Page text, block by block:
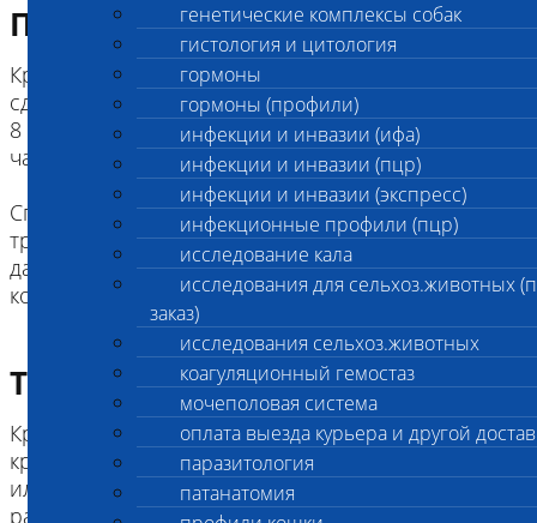
генетические комплексы собак
гистология и цитология
гормоны
гормоны (профили)
инфекции и инвазии (ифа)
инфекции и инвазии (пцр)
инфекции и инвазии (экспресс)
инфекционные профили (пцр)
исследование кала
исследования для сельхоз.животных
заказ)
исследования сельхоз.животных
коагуляционный гемостаз
мочеполовая система
оплата выезда курьера и другой
паразитология
патанатомия
Подготовка к исследованию
Кровь у плотоядных животных необходимо
сдавать натощак, минимальный период голода -
8 часов (для мелких пород собак, кошек) и 10
часов (для средних и крупных пород собак).
Специальная голодная диета для травоядных не
требуется (перед анализами не рекомендуется
давать концентраты, комбикорма и зерновые
корма)
Требование к биоматериалу
Кровь берется в пробирку с белой или красной
крышкой, в пробирку с активатором свертывания
или без него, а также в пробирку с
разделительным гелем.